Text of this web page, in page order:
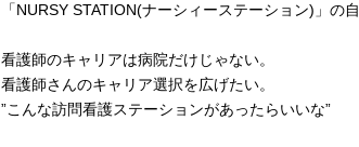
「NURSY STATION(ナーシィーステーション)」の
看護師のキャリアは病院だけじゃない。
看護師さんのキャリア選択を広げたい。
”こんな訪問看護ステーションがあったらいいな”